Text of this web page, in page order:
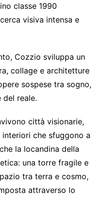
classe 1990
visiva intensa e
Cozzio sviluppa un
collage e architetture
sospese tra sogno,
del reale.
città visionarie,
che sfuggono a
la locandina della
una torre fragile e
tra terra e cosmo,
attraverso lo